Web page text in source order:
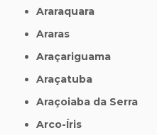
Araraquara
Araras
Araçariguama
Araçatuba
Araçoiaba da Serra
Arco-Íris